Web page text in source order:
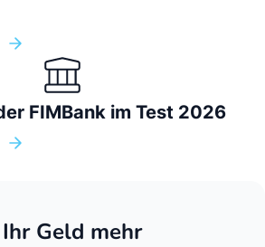
FIMBank im Test 2026
Geld mehr